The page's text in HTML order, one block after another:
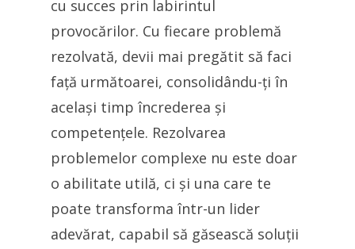
cu succes prin labirintul
provocărilor. Cu fiecare problemă
rezolvată, devii mai pregătit să faci
față următoarei, consolidându-ți în
același timp încrederea și
competențele. Rezolvarea
problemelor complexe nu este doar
o abilitate utilă, ci și una care te
poate transforma într-un lider
adevărat, capabil să găsească soluții